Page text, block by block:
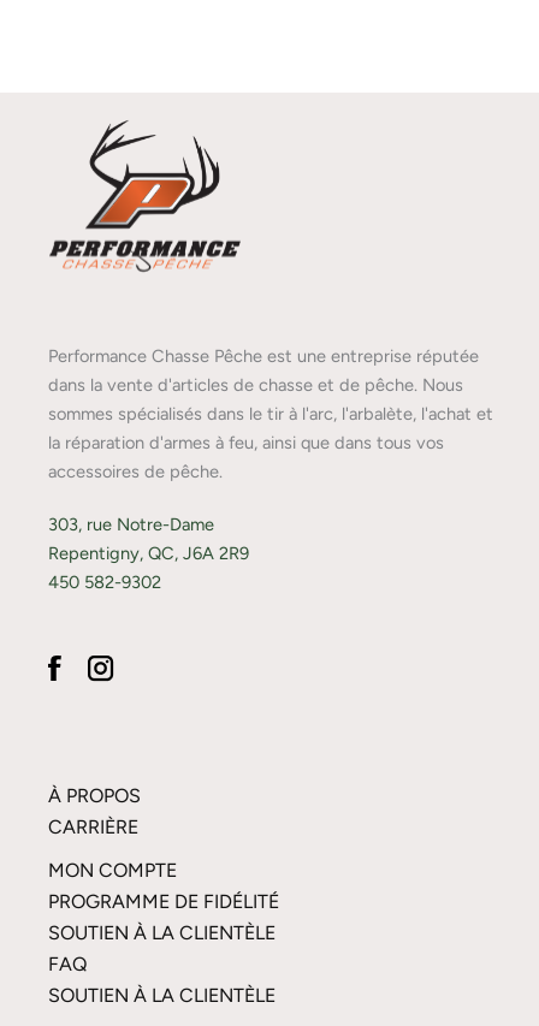
Performance Chasse Pêche est une entreprise réputée
dans la vente d'articles de chasse et de pêche. Nous
sommes spécialisés dans le tir à l'arc, l'arbalète, l'achat et
la réparation d'armes à feu, ainsi que dans tous vos
accessoires de pêche.
303, rue Notre-Dame
Repentigny, QC, J6A 2R9
450 582-9302
À PROPOS
CARRIÈRE
MON COMPTE
PROGRAMME DE FIDÉLITÉ
SOUTIEN À LA CLIENTÈLE
FAQ
SOUTIEN À LA CLIENTÈLE